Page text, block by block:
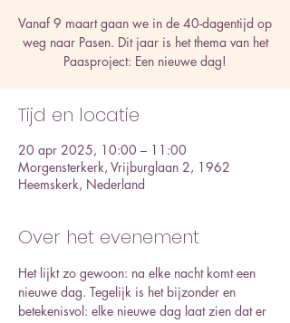
Vanaf 9 maart gaan we in de 40-dagentijd op
weg naar Pasen. Dit jaar is het thema van het
Paasproject: Een nieuwe dag!
Tijd en locatie
20 apr 2025, 10:00 – 11:00
Morgensterkerk, Vrijburglaan 2, 1962
Heemskerk, Nederland
Over het evenement
Het lijkt zo gewoon: na elke nacht komt een
nieuwe dag. Tegelijk is het bijzonder en
betekenisvol: elke nieuwe dag laat zien dat er